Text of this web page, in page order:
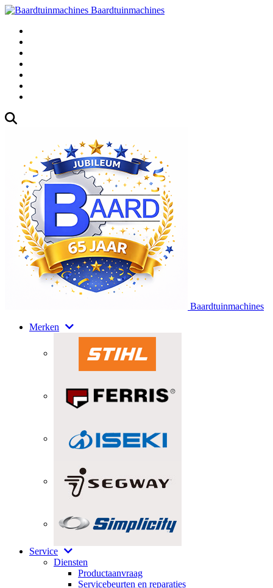
Baardtuinmachines
Baardtuinmachines
Merken
Service
Diensten
Productaanvraag
Servicebeurten en reparaties